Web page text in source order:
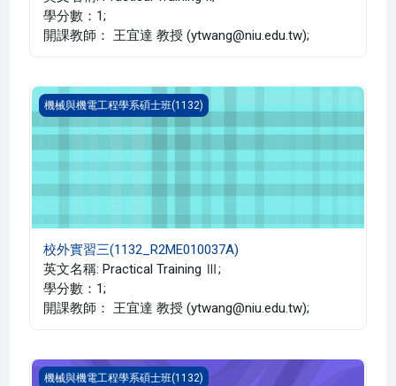
學分數：1;
開課教師： 王宜達 教授 (ytwang@niu.edu.tw);
校外實習三(1132_R2ME010037A)
機械與機電工程學系碩士班(1132)
校外實習三(1132_R2ME010037A)
英文名稱: Practical Training Ⅲ;
學分數：1;
開課教師： 王宜達 教授 (ytwang@niu.edu.tw);
校外實習四(1132_R2ME010038A)
機械與機電工程學系碩士班(1132)